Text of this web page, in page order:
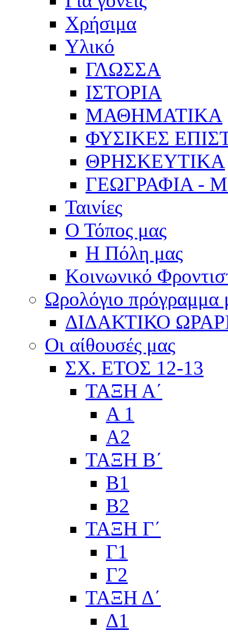
Χρήσιμα
Υλικό
ΓΛΩΣΣΑ
ΙΣΤΟΡΙΑ
ΜΑΘΗΜΑΤΙΚΑ
ΦΥΣΙΚΕΣ
ΘΡΗΣΚΕΥΤΙΚΑ
ΓΕΩΓΡΑΦΙΑ -
Ταινίες
Ο Τόπος μας
Η Πόλη μας
Κοινωνικό
Ωρολόγιο πρόγραμμα
ΔΙΔΑΚΤΙΚΟ
Οι αίθουσές μας
ΣΧ. ΕΤΟΣ 12-13
ΤΑΞΗ Α΄
Α 1
Α2
ΤΑΞΗ Β΄
Β1
Β2
ΤΑΞΗ Γ΄
Γ1
Γ2
ΤΑΞΗ Δ΄
Δ1